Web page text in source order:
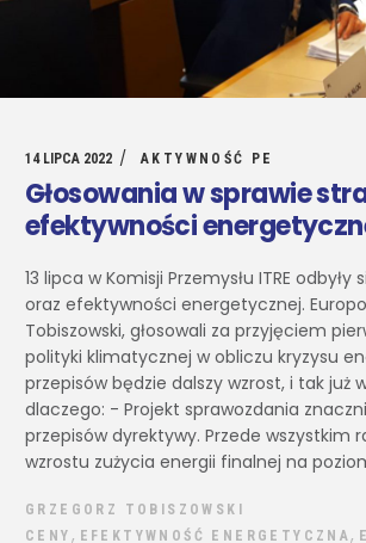
14 LIPCA 2022 AKTYWNOŚĆ PE
Głosowania w sprawie
efektywności
13 lipca w Komisji Przemysłu ITRE
oraz efektywności energetycznej.
Tobiszowski, głosowali za przyjęciem
polityki klimatycznej w obliczu kryzysu
przepisów będzie dalszy wzrost, i tak
dlaczego: - Projekt sprawozdania
przepisów dyrektywy. Przede
wzrostu zużycia energii finalnej na
GRZEGORZ TOBISZOWSKI
CENY , EFEKTYWNOŚĆ ENERGETYCZNA ,